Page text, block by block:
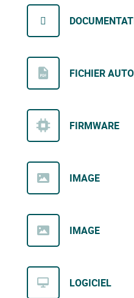
FICHIER
FIRMWARE
IMAGE
IMAGE
LOGICIEL